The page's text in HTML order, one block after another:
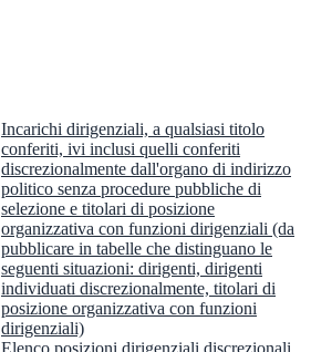
Incarichi dirigenziali, a qualsiasi titolo
conferiti, ivi inclusi quelli conferiti
discrezionalmente dall'organo di indirizzo
politico senza procedure pubbliche di
selezione e titolari di posizione
organizzativa con funzioni dirigenziali (da
pubblicare in tabelle che distinguano le
seguenti situazioni: dirigenti, dirigenti
individuati discrezionalmente, titolari di
posizione organizzativa con funzioni
dirigenziali)